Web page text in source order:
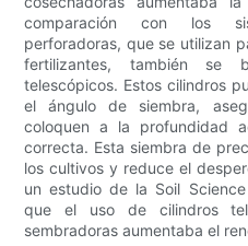
comparación con los
perforadoras, que se utilizan
fertilizantes, también se
telescópicos. Estos cilindros
el ángulo de siembra,
coloquen a la profundidad
correcta. Esta siembra de
los cultivos y reduce el
un estudio de la Soil
que el uso de cilindros
sembradoras aumentaba el